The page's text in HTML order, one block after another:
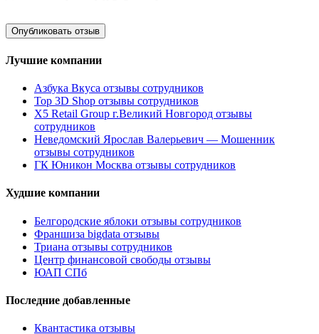
Лучшие компании
Азбука Вкуса отзывы сотрудников
Top 3D Shop отзывы сотрудников
X5 Retail Group г.Великий Новгород отзывы
сотрудников
Неведомский Ярослав Валерьевич — Мошенник
отзывы сотрудников
ГК Юникон Москва отзывы сотрудников
Худшие компании
Белгородские яблоки отзывы сотрудников
Франшиза bigdata отзывы
Триана отзывы сотрудников
Центр финансовой свободы отзывы
ЮАП СПб
Последние добавленные
Квантастика отзывы